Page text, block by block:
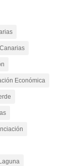
Económica